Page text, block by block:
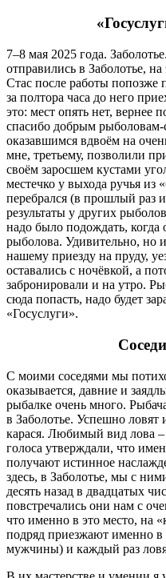
7–8 мая 2025 года.
отправились в Заболотье,
Стас после работы
за полтора часа до него
это: мест опять нет, вернее
спасибо добрым рыболовам-
оказавшимся вдвоём на
мне, третьему, позволили
своём заросшем кустами
местечко у выхода ручья из
перебрался (в прошлый раз
результаты у других
надо было подождать, когда
рыболова. Удивительно, но
нашему приезду на пруду,
оставались с ночёвкой, а
забронировали и на утро.
сюда попасть, надо будет
«Госуслуги».
С моими соседями мы
оказывается, давние и
рыбалке очень много.
в Заболотье. Успешно
карася. Любимый вид лова
голоса утверждали, что
получают истинное
здесь, в Заболотье, мы с
десять назад в двадцатых
повстречались они нам с
что именно в это место, на
подряд приезжают именно в
мужчины) и каждый раз